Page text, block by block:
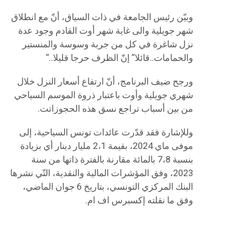
وبيّن رئيس الجامعة في ذات السياق، أنّ مع انطلاق
شهر جويلية والى غاية شهر أوت القادم وجود عدة
نزل شاغرة في كل من جربة وسوسة والمنستير
والحمامات..قائلا” إنّ الظرف حرجا قليلا..”
ورجح ضيف البرنامج، أنّ ارتفاع أسعار النزل خلال
شهري جويلية وأوت باعتبار ذروة الموسم السياحي
من بين أسباب تراجع نسق هذه الحجوزاتت.
وللإشارة فقد قدّرت عائدات تونس السياحية، إلى
موفى ماي 2024، بقيمة 2،1 مليار دينار أي بزيادة
بنسبة 7،8 بالمائة مقارنة بالفترة ذاتها من سنة
2023، وفق المؤشرات المالية والنقدية، التّي نشرها
البنك المركزي التونسي، بتاريخ 6 جوان الماضي،
وفق ما نقلته إكسبرس اف ام.